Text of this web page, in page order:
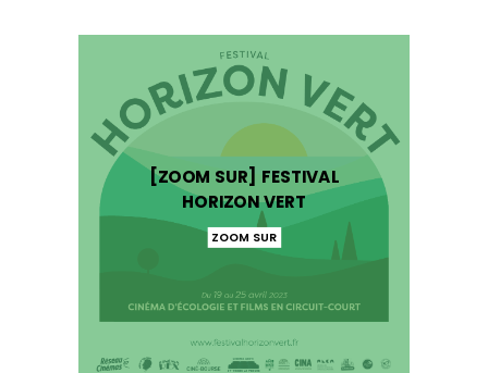
[ZOOM SUR] FESTIVAL
HORIZON VERT
ZOOM SUR